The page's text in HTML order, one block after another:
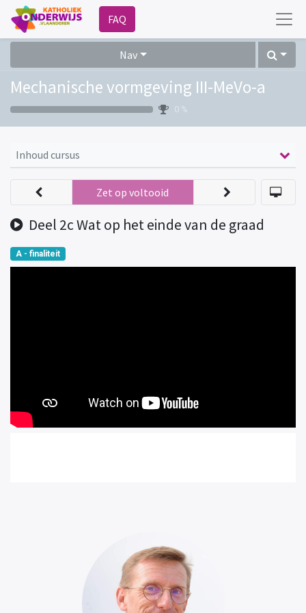
FAQ
Nav
Mechanische vormgeving III-MeVo-a
0 %
Inhoud cursus
Deel 2c Wat op het einde van de graad
Zet op voltooid
A - finaliteit